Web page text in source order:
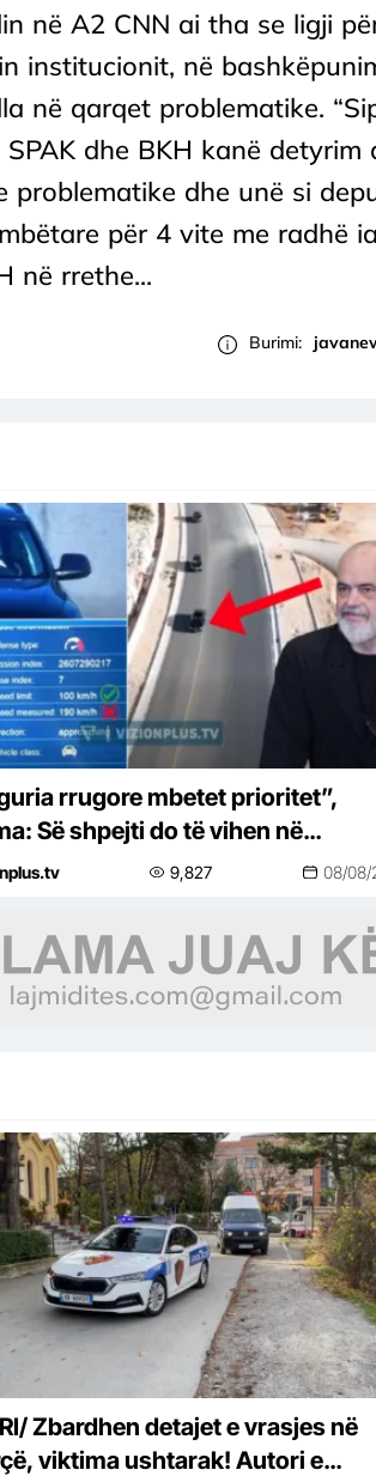
në A2 CNN ai tha se ligji
institucionit, në
në qarqet problematike.
dhe BKH kanë detyrim
problematike dhe unë si
për 4 vite me radhë ia
në rrethe...
Burimi:
rrugore mbetet prioritet”,
Së shpejti do të vihen në
kamerat e Qendrës
9,827 08/08/
Zbardhen detajet e vrasjes në
viktima ushtarak! Autori e